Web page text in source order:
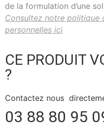
de la formulation d’une
Consultez notre politique
personnelles ici
CE PRODUIT
?
Contactez nous
03 88 80 95